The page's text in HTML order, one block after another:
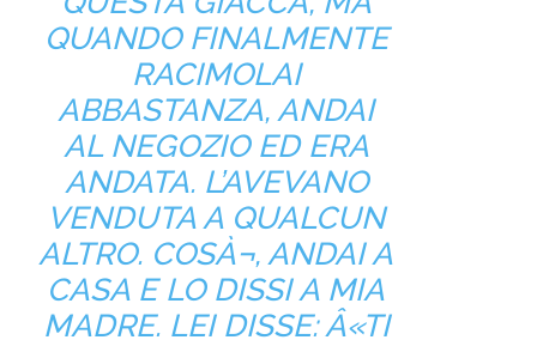
QUANDO FINALMENTE
RACIMOLAI
ABBASTANZA, ANDAI
AL NEGOZIO ED ERA
ANDATA. L’AVEVANO
VENDUTA A QUALCUN
ALTRO. COSÀ¬, ANDAI A
CASA E LO DISSI A MIA
MADRE. LEI DISSE: Â«TI